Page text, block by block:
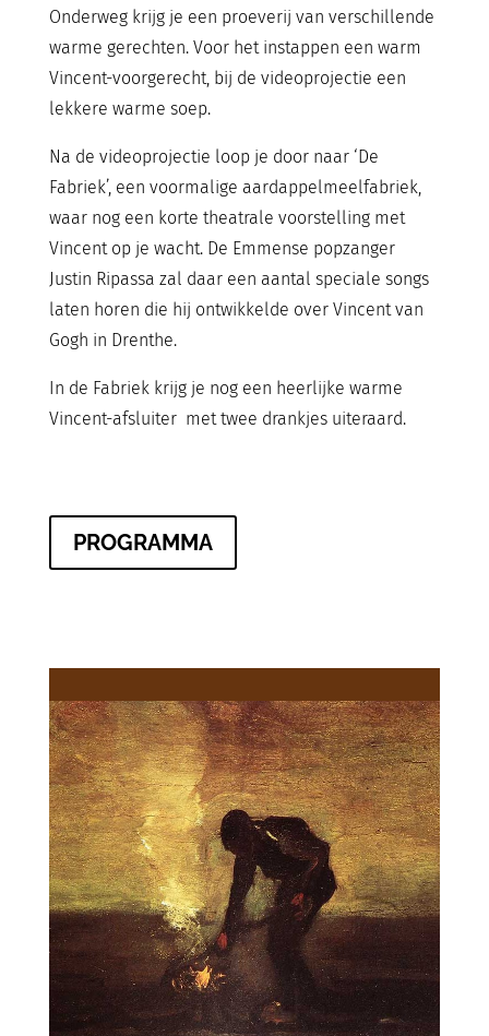
Onderweg krijg je een proeverij van verschillende
warme gerechten. Voor het instappen een warm
Vincent-voorgerecht, bij de videoprojectie een
lekkere warme soep.
Na de videoprojectie loop je door naar ‘De
Fabriek’, een voormalige aardappelmeelfabriek,
waar nog een korte theatrale voorstelling met
Vincent op je wacht. De Emmense popzanger
Justin Ripassa zal daar een aantal speciale songs
laten horen die hij ontwikkelde over Vincent van
Gogh in Drenthe.
In de Fabriek krijg je nog een heerlijke warme
Vincent-afsluiter met twee drankjes uiteraard.
PROGRAMMA